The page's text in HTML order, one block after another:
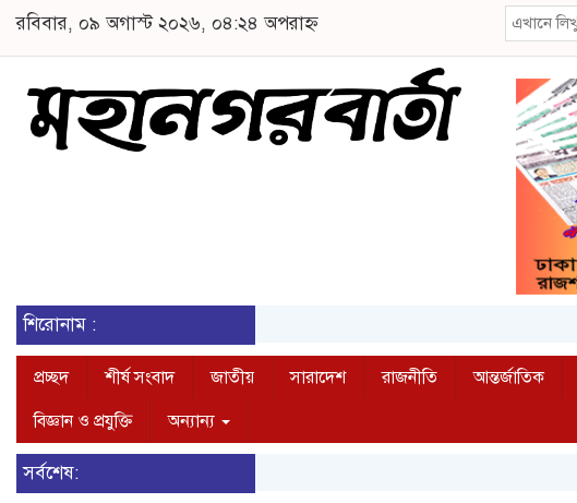
রবিবার, ০৯ অগাস্ট ২০২৬, ০৪:২৪ অপরাহ্ন
শিরোনাম :
প্রচ্ছদ শীর্ষ সংবাদ জাতীয় সারাদেশ রাজনীতি আন্তর্জাতিক
বিজ্ঞান ও প্রযুক্তি
অন্যান্য
সর্বশেষ: